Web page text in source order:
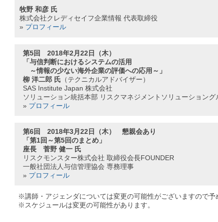
牧野 和彦 氏
株式会社クレディセイフ企業情報 代表取締役
» プロフィール
第5回 2018年2月22日（木）
「与信判断におけるシステムの活用
～情報の少ない海外企業の評価への応用～」
柳 洋二郎 氏 （テクニカルアドバイザー）
SAS Institute Japan 株式会社
ソリューション統括本部 リスクマネジメントソリューショング
» プロフィール
第6回 2018年3月22日（木） 懇親会あり
「第1回～第5回のまとめ」
座長 菅野 健一 氏
リスクモンスター株式会社 取締役会長FOUNDER
一般社団法人与信管理協会 専務理事
» プロフィール
※講師・アジェンダについては変更の可能性がございますので予
※スケジュールは変更の可能性があります。